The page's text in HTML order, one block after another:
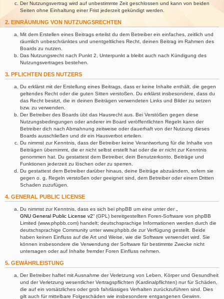
Der Nutzungsvertrag wird auf unbestimmte Zeit geschlossen und kann von beiden
Seiten ohne Einhaltung einer Frist jederzeit gekündigt werden.
2. EINRÄUMUNG VON NUTZUNGSRECHTEN
Mit dem Erstellen eines Beitrags erteilst du dem Betreiber ein einfaches, zeitlich und
räumlich unbeschränktes und unentgeltliches Recht, deinen Beitrag im Rahmen des
Boards zu nutzen.
Das Nutzungsrecht nach Punkt 2, Unterpunkt a bleibt auch nach Kündigung des
Nutzungsvertrages bestehen.
3. PFLICHTEN DES NUTZERS
Du erklärst mit der Erstellung eines Beitrags, dass er keine Inhalte enthält, die gegen
geltendes Recht oder die guten Sitten verstoßen. Du erklärst insbesondere, dass du
das Recht besitzt, die in deinen Beiträgen verwendeten Links und Bilder zu setzen
bzw. zu verwenden.
Der Betreiber des Boards übt das Hausrecht aus. Bei Verstößen gegen diese
Nutzungsbedingungen oder anderer im Board veröffentlichten Regeln kann der
Betreiber dich nach Abmahnung zeitweise oder dauerhaft von der Nutzung dieses
Boards ausschließen und dir ein Hausverbot erteilen.
Du nimmst zur Kenntnis, dass der Betreiber keine Verantwortung für die Inhalte von
Beiträgen übernimmt, die er nicht selbst erstellt hat oder die er nicht zur Kenntnis
genommen hat. Du gestattest dem Betreiber, dein Benutzerkonto, Beiträge und
Funktionen jederzeit zu löschen oder zu sperren.
Du gestattest dem Betreiber darüber hinaus, deine Beiträge abzuändern, sofern sie
gegen o. g. Regeln verstoßen oder geeignet sind, dem Betreiber oder einem Dritten
Schaden zuzufügen.
4. GENERAL PUBLIC LICENSE
Du nimmst zur Kenntnis, dass es sich bei phpBB um eine unter der „
GNU General Public License v2“ (GPL) bereitgestellten Foren-Software von phpBB
Limited (www.phpbb.com) handelt; deutschsprachige Informationen werden durch die
deutschsprachige Community unter www.phpbb.de zur Verfügung gestellt. Beide
haben keinen Einfluss auf die Art und Weise, wie die Software verwendet wird. Sie
können insbesondere die Verwendung der Software für bestimmte Zwecke nicht
untersagen oder auf Inhalte fremder Foren Einfluss nehmen.
5. GEWÄHRLEISTUNG
Der Betreiber haftet mit Ausnahme der Verletzung von Leben, Körper und Gesundheit
und der Verletzung wesentlicher Vertragspflichten (Kardinalpflichten) nur für Schäden,
die auf ein vorsätzliches oder grob fahrlässiges Verhalten zurückzuführen sind. Dies
gilt auch für mittelbare Folgeschäden wie insbesondere entgangenen Gewinn.